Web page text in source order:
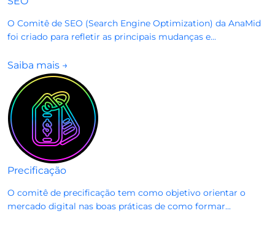
O Comitê de SEO (Search Engine Optimization) da AnaMid
foi criado para refletir as principais mudanças e...
Saiba mais →
Precificação
O comitê de precificação tem como objetivo orientar o
mercado digital nas boas práticas de como formar...